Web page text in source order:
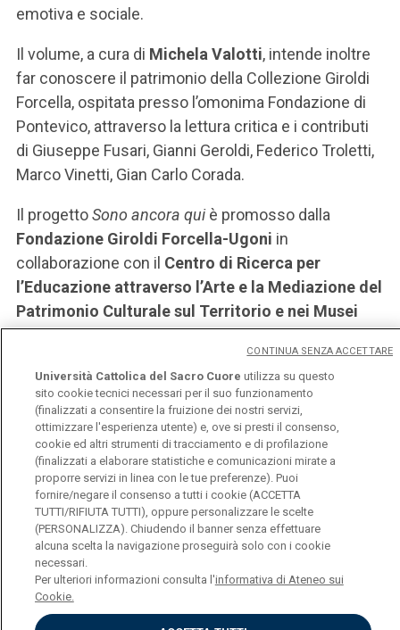
emotiva e sociale.
Il volume, a cura di Michela Valotti, intende inoltre
far conoscere il patrimonio della Collezione Giroldi
Forcella, ospitata presso l’omonima Fondazione di
Pontevico, attraverso la lettura critica e i contributi
di Giuseppe Fusari, Gianni Geroldi, Federico Troletti,
Marco Vinetti, Gian Carlo Corada.
Il progettoSono ancora quiè promosso dalla
Fondazione Giroldi Forcella-Ugoni in
collaborazione con il Centro di Ricerca per
l’Educazione attraverso l’Arte e la Mediazione del
Patrimonio Culturale sul Territorio e nei Musei
(CREA)dell’Università Cattolica del Sacro Cuore
di Milano. Il sito è stato finanziato dalla
Fondazione della Comunità bresciana.
vai al sito
Università Cattolica del Sacro Cuore
Largo A. Gemelli, 1 - 20123 Milano
Privacy
Cookies
Università Cattolica del Sacro Cuore utilizza su questo
sito cookie tecnici necessari per il suo funzionamento
(finalizzati a consentire la fruizione dei nostri servizi,
ottimizzare l'esperienza utente) e, ove si presti il consenso,
cookie ed altri strumenti di tracciamento e di profilazione
(finalizzati a elaborare statistiche e comunicazioni mirate a
proporre servizi in linea con le tue preferenze). Puoi
fornire/negare il consenso a tutti i cookie (ACCETTA
TUTTI/RIFIUTA TUTTI), oppure personalizzare le scelte
(PERSONALIZZA). Chiudendo il banner senza effettuare
alcuna scelta la navigazione proseguirà solo con i cookie
necessari.
Per ulteriori informazioni consulta l'informativa di Ateneo sui
Cookie.
CONTINUA SENZA ACCETTARE